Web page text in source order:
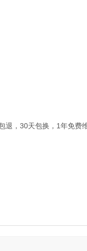
退，30天包换，1年免费